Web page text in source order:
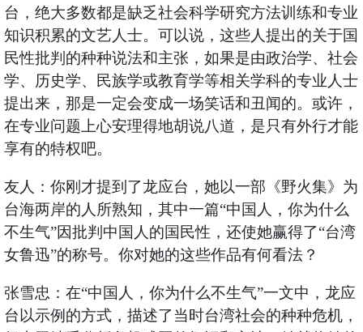
台，绝大多数都是缺乏社会科学研究方法训练和专业
知识积累的文艺人士。可以说，这些人提出的关于国
民性批判的种种说法和主张，如果是由政治学、社会
学、历史学、民族学或教育学等相关学科的专业人士
提出来，那是一定会变成一场笑话和丑闻的。或许，
在专业问题上心安理得地胡说八道，是只有外行才能
享有的特权吧。
友人：你刚才提到了龙应台，她以一部《野火集》为
台海两岸的人所熟知，其中一篇“中国人，你为什么
不生气”因批判中国人的国民性，还使她赢得了“台湾
女鲁迅”的称号。你对她的这些作品有何看法？
张雪忠：在“中国人，你为什么不生气”一文中，龙应
台以示例的方式，描述了当时台湾社会的种种危机，